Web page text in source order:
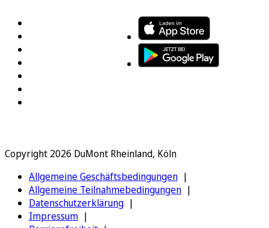
Copyright 2026 DuMont Rheinland, Köln
Allgemeine Geschäftsbedingungen
Allgemeine Teilnahmebedingungen
Datenschutzerklärung
Impressum